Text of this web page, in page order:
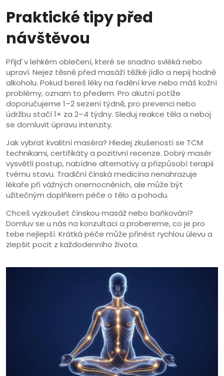
Praktické tipy před
návštěvou
Přijď v lehkém oblečení, které se snadno svléká nebo
upraví. Nejez těsně před masáží těžké jídlo a nepij hodně
alkoholu. Pokud bereš léky na ředění krve nebo máš kožní
problémy, oznam to předem. Pro akutní potíže
doporučujeme 1–2 sezení týdně, pro prevenci nebo
údržbu stačí 1× za 2–4 týdny. Sleduj reakce těla a neboj
se domluvit úpravu intenzity.
Jak vybrat kvalitní maséra? Hledej zkušenosti se TCM
technikami, certifikáty a pozitivní recenze. Dobrý masér
vysvětlí postup, nabídne alternativy a přizpůsobí terapii
tvému stavu. Tradiční čínská medicína nenahrazuje
lékaře při vážných onemocněních, ale může být
užitečným doplňkem péče o tělo a pohodu.
Chceš vyzkoušet čínskou masáž nebo baňkování?
Domluv se u nás na konzultaci a probereme, co je pro
tebe nejlepší. Krátká péče může přinést rychlou úlevu a
zlepšit pocit z každodenního života.